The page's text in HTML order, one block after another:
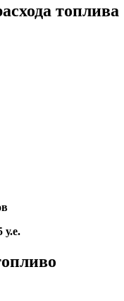
топлива
у.е.